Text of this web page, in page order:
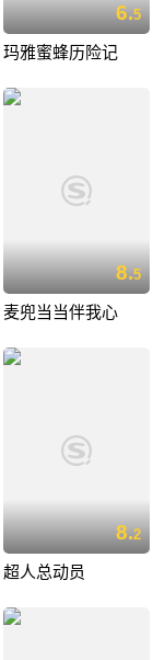
6.5
玛雅蜜蜂历险记
8.5
麦兜当当伴我心
8.2
超人总动员